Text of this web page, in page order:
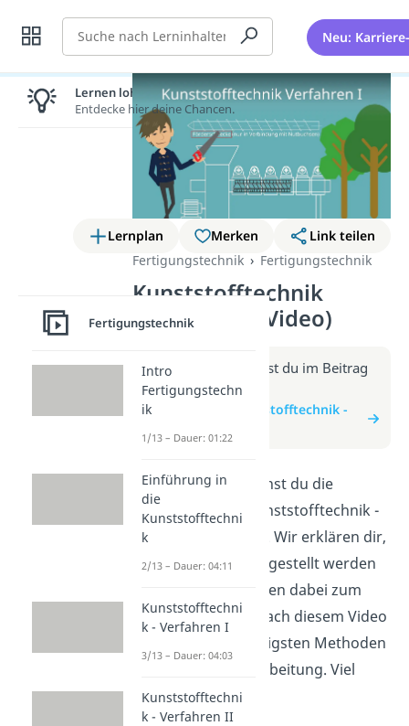
Suche Neu:
Lernplan Merken
Link teilen
Fertigungstechnik
Fertigungstechnik
Kunststofftechnik
Verfahren I (Video)
Weitere Infos erhältst du im Beitrag
zum Video
zum Beitrag: Kunststofftechnik -
In diesem Video lernst du die
Grundlagen der Kunststofftechnik -
Verfahren I kennen. Wir erklären dir,
wie Kunststoffe hergestellt werden
und welche Verfahren dabei zum
Einsatz kommen. Nach diesem Video
kennst du die wichtigsten Methoden
der Kunststoffverarbeitung. Viel
Spaß beim Lernen!
Lernen lohnt sich!
Entdecke hier deine Chancen.
Fertigungstechnik
Intro
Fertigungstechn
ik
1/13 – Dauer: 01:22
Einführung in
die
Kunststofftechni
k
2/13 – Dauer: 04:11
Kunststofftechni
k - Verfahren I
3/13 – Dauer: 04:03
Kunststofftechni
k - Verfahren II